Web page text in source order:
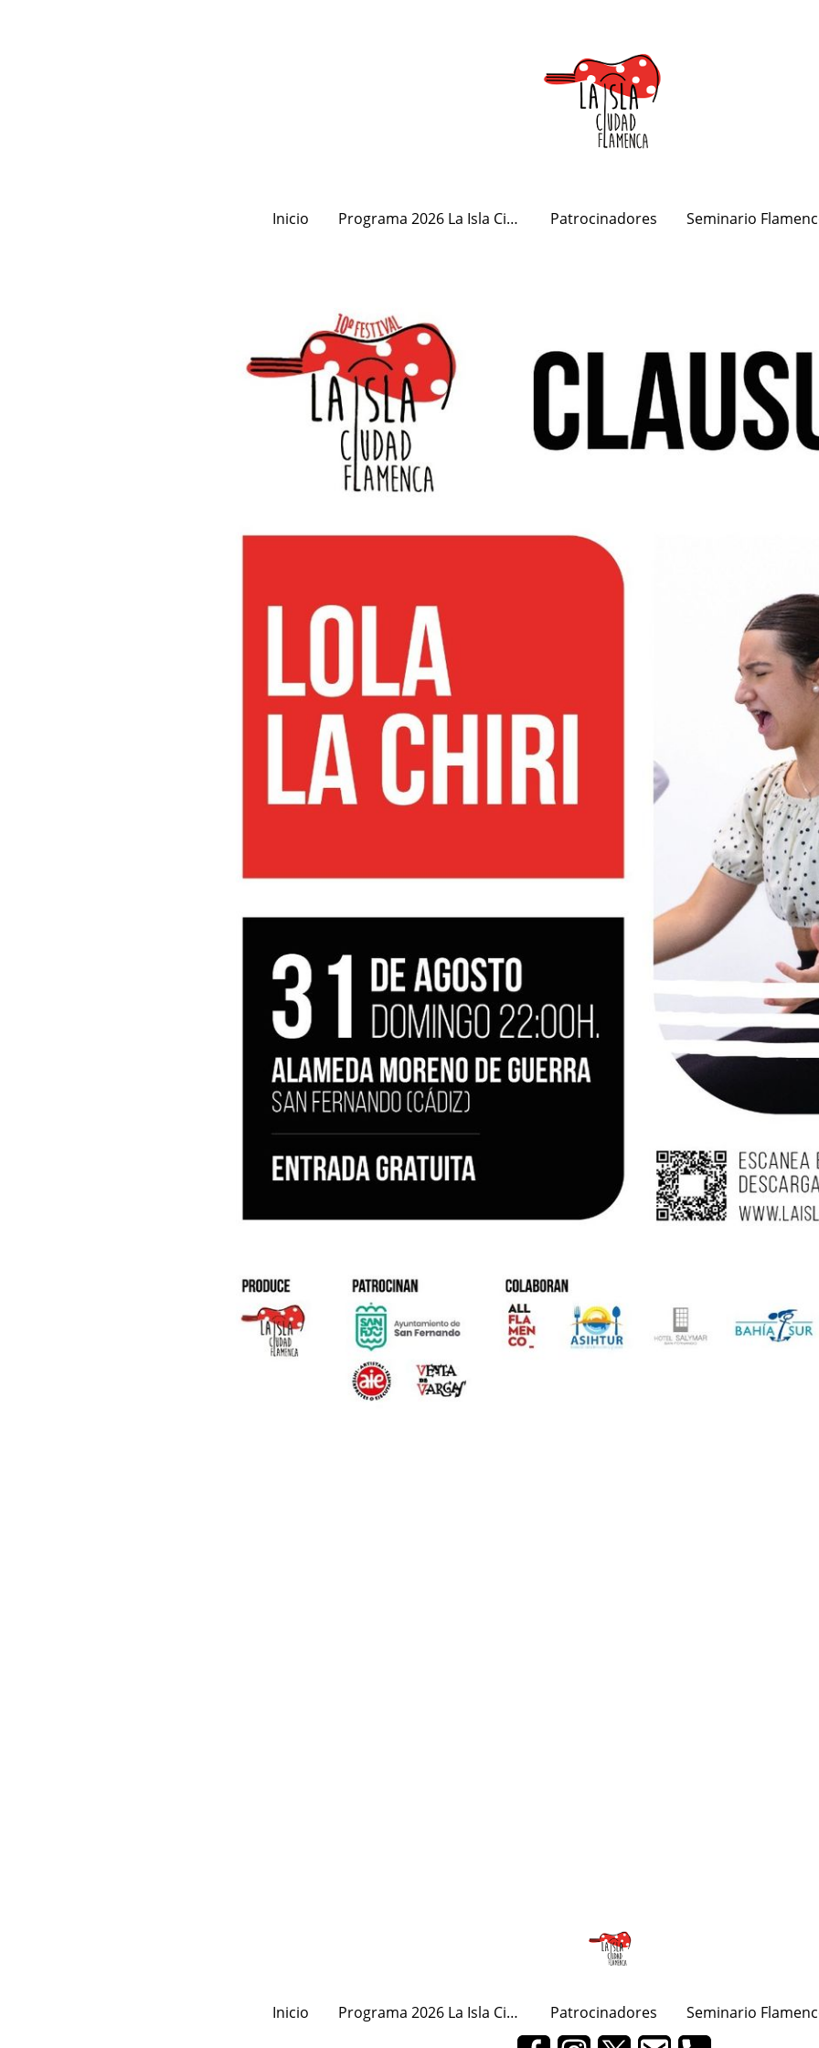
Inicio Programa 2026 La Isla Ciudad Flamenca Patrocinadores Seminario
Inicio Programa 2026 La Isla Ciudad Flamenca Patrocinadores Seminario